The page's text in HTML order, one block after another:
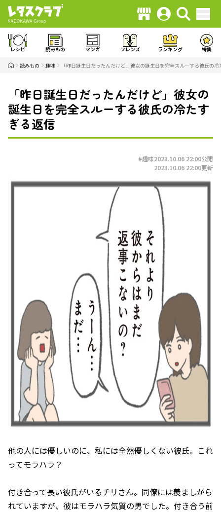
レシピ 読みもの マンガ フレンズ ランキング 特集
読みもの 趣味 「昨日誕生日だったんだけど」彼女の誕生日を完全スルーする彼氏の
「昨日誕生日だったんだけど」彼女の
誕生日を完全スルーする彼氏の冷たす
ぎる返信
#趣味2023.10.06 22:00公開
2023.10.06 22:00更新
他の人には優しいのに、私には全然優しくない彼氏。これ
ってモラハラ？
付き合って長い彼氏がいるチリさん。同僚には羨ましがら
れていますが、彼はモラハラ気質の男でした。付き合う前